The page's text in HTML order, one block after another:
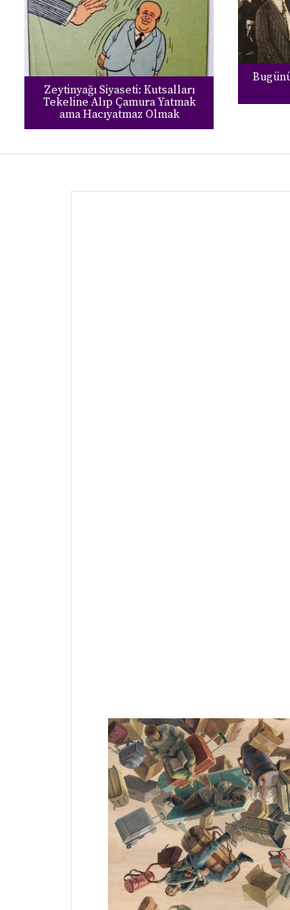
Zeytinyağı Siyaseti: Kutsalları
Tekeline Alıp Çamura Yatmak
ama Hacıyatmaz Olmak